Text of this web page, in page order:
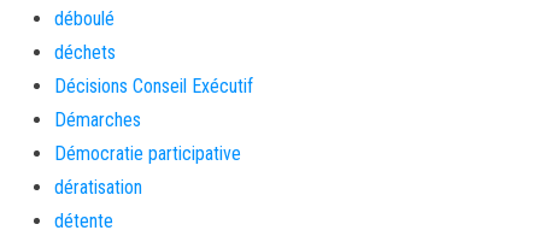
déboulé
déchets
Décisions Conseil Exécutif
Démarches
Démocratie participative
dératisation
détente